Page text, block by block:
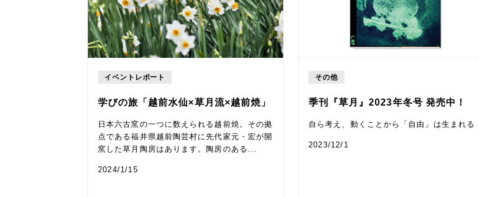
イベントレポート
学びの旅「越前水仙×草月流×越前焼」
日本六古窯の一つに数えられる越前焼。その拠
点である福井県越前陶芸村に先代家元・宏が開
窯した草月陶房はあります。陶房のある...
2024/1/15
その他
季刊『草月』2023年冬号 発売中！
自ら考え、動くことから「自由」は生まれる
2023/12/1